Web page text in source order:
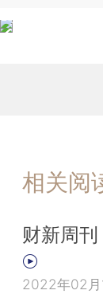
相关阅
财新周
2022年02月